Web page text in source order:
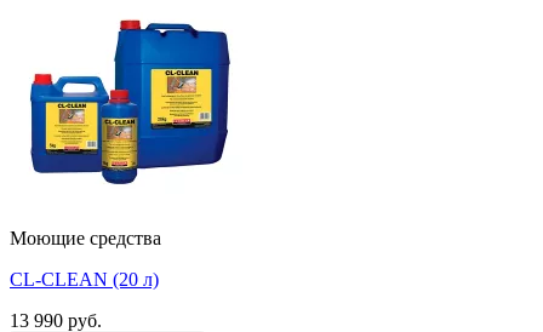
Моющие средства
CL-CLEAN (20 л)
13 990 руб.